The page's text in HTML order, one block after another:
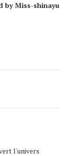
by Miss-shinayu
l'univers